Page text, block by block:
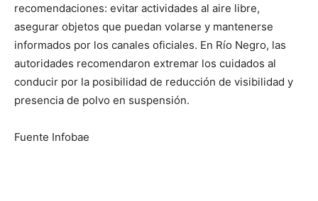
recomendaciones: evitar actividades al aire libre,
asegurar objetos que puedan volarse y mantenerse
informados por los canales oficiales. En Río Negro, las
autoridades recomendaron extremar los cuidados al
conducir por la posibilidad de reducción de visibilidad y
presencia de polvo en suspensión.
Fuente Infobae